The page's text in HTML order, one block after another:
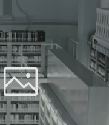
Time Picture